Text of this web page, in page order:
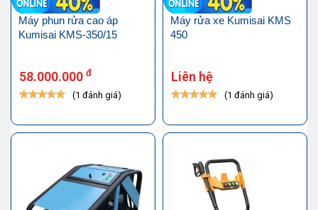
Máy phun rửa cao áp
Kumisai KMS-350/15
58.000.000 đ
(1 đánh giá)
Máy rửa xe Kumisai KMS
450
Liên hệ
(1 đánh giá)